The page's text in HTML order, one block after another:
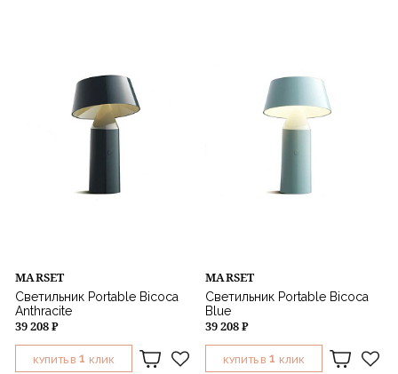
Назначение
MARSET
Светильник Portable Bicoca
Anthracite
39 208 ₽
КУПИТЬ В 1 КЛИК
MARSET
Светильник Portable Bicoca
Blue
39 208 ₽
КУПИТЬ В 1 КЛИК